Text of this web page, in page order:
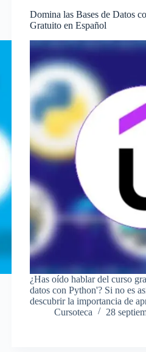
Domina las Bases de Datos
Gratuito en Español
¿Has oído hablar del curso
datos con Python'? Si no es
descubrir la importancia de
Cursoteca
28